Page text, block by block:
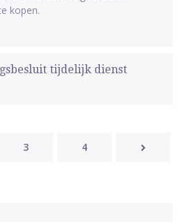
kopen.
tijdelijk dienst
3 4